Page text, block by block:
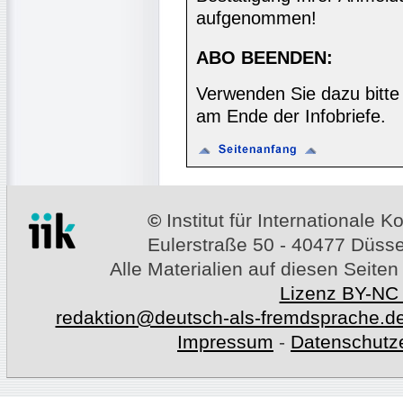
aufgenommen!
ABO BEENDEN:
Verwenden Sie dazu
am Ende der Infobriefe.
© Institut für Internationale
Eulerstraße 50 - 40477
Alle Materialien auf diesen
Lizenz BY-
redaktion@deutsch-als-
Impressum -